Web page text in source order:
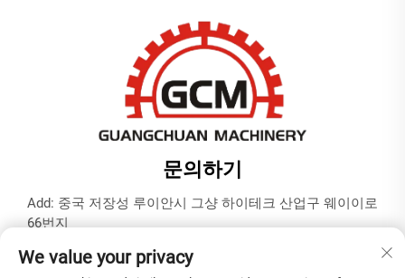
문의하기
Add: 중국 저장성 루이안시 그샹 하이테크 산업구 웨이이로
66번지
전화:+86-577-65566677
We value your privacy